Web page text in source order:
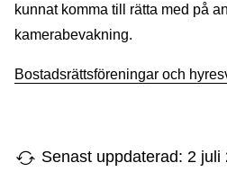
kunnat komma till rätta med på
kamerabevakning.
Bostadsrättsföreningar och
Senast uppdaterad: 2 juli